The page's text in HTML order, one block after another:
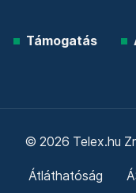
Támogatás
© 2026 Telex.hu
Átláthatóság